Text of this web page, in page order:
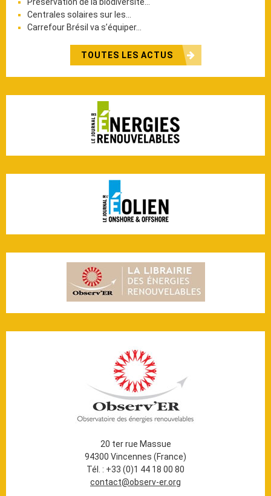
Centrales solaires sur les…
Carrefour Brésil va s’équiper…
TOUTES LES ACTUS
20 ter rue Massue
94300 Vincennes (France)
Tél. : +33 (0)1 44 18 00 80
contact@observ-er.org